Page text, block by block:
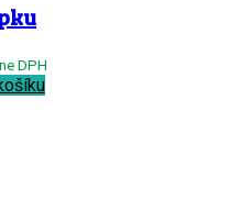
DPH